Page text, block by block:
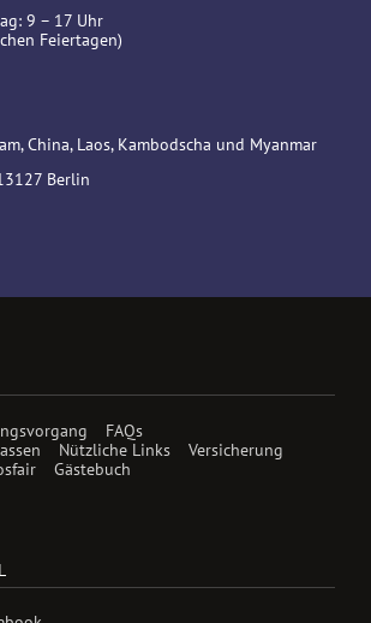
9 – 17 Uhr
Feiertagen)
China, Laos, Kambodscha und Myanmar
Berlin
FAQs
Nützliche Links
Versicherung
Gästebuch